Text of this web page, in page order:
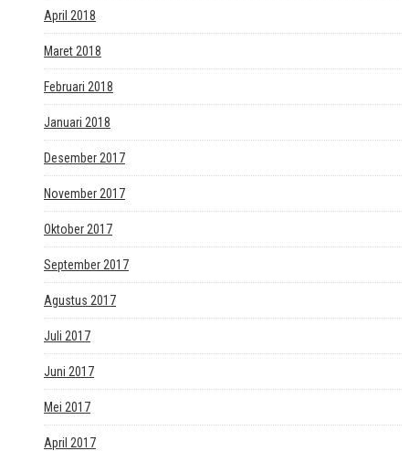
April 2018
Maret 2018
Februari 2018
Januari 2018
Desember 2017
November 2017
Oktober 2017
September 2017
Agustus 2017
Juli 2017
Juni 2017
Mei 2017
April 2017